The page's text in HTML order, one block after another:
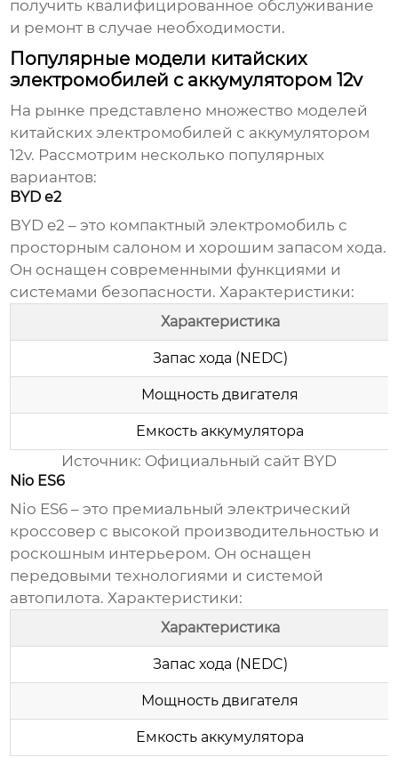
получить квалифицированное обслуживание
и ремонт в случае необходимости.
Популярные модели китайских
электромобилей с аккумулятором 12v
На рынке представлено множество моделей
китайских электромобилей с аккумулятором
12v. Рассмотрим несколько популярных
вариантов:
BYD e2
BYD e2 – это компактный электромобиль с
просторным салоном и хорошим запасом хода.
Он оснащен современными функциями и
системами безопасности. Характеристики:
Характеристика
Запас хода (NEDC)
Мощность двигателя
Емкость аккумулятора
Источник: Официальный сайт BYD
Nio ES6
Nio ES6 – это премиальный электрический
кроссовер с высокой производительностью и
роскошным интерьером. Он оснащен
передовыми технологиями и системой
автопилота. Характеристики:
Характеристика
Запас хода (NEDC)
Мощность двигателя
Емкость аккумулятора